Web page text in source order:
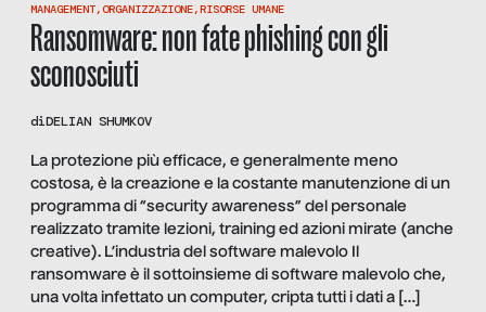
MANAGEMENT,ORGANIZZAZIONE,RISORSE UMANE
Ransomware: non fate phishing con gli
sconosciuti
diDELIAN SHUMKOV
La protezione più efficace, e generalmente meno
costosa, è la creazione e la costante manutenzione di un
programma di “security awareness” del personale
realizzato tramite lezioni, training ed azioni mirate (anche
creative). L’industria del software malevolo Il
ransomware è il sottoinsieme di software malevolo che,
una volta infettato un computer, cripta tutti i dati a […]